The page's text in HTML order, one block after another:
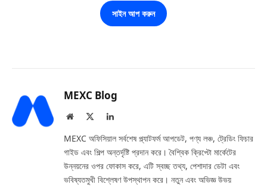
সাইন আপ করুন
MEXC Blog
Website LinkedIn
MEXC অফিসিয়াল সর্বশেষ প্ল্যাটফর্ম আপডেট, পণ্য লঞ্চ, ট্রেডিং ফিচার
গাইড এবং শিল্প অন্তর্দৃষ্টি প্রদান করে। বৈশ্বিক ক্রিপ্টো মার্কেটের
উন্নয়নের ওপর ফোকাস করে, এটি স্বচ্ছ তথ্য, পেশাদার ডেটা এবং
ভবিষ্যতমুখী বিশ্লেষণ উপস্থাপন করে। নতুন এবং অভিজ্ঞ উভয়